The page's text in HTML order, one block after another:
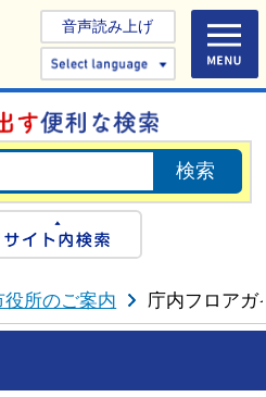
音声読み上げ
Select
検索
役所のご案内 庁内フロアガ